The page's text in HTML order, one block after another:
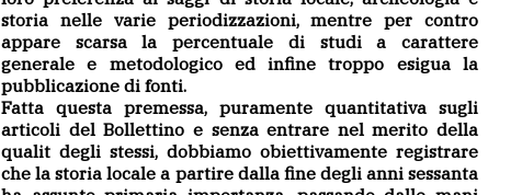
storia nelle varie periodizzazioni, mentre per contro
appare scarsa la percentuale di studi a carattere
generale e metodologico ed infine troppo esigua la
pubblicazione di fonti.
Fatta questa premessa, puramente quantitativa sugli
articoli del Bollettino e senza entrare nel merito della
qualit degli stessi, dobbiamo obiettivamente registrare
che la storia locale a partire dalla fine degli anni sessanta